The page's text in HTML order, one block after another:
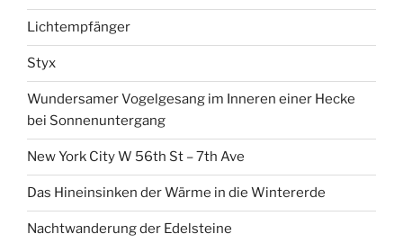
Lichtempfänger
Styx
Wundersamer Vogelgesang im Inneren einer Hecke
bei Sonnenuntergang
New York City W 56th St – 7th Ave
Das Hineinsinken der Wärme in die Wintererde
Nachtwanderung der Edelsteine